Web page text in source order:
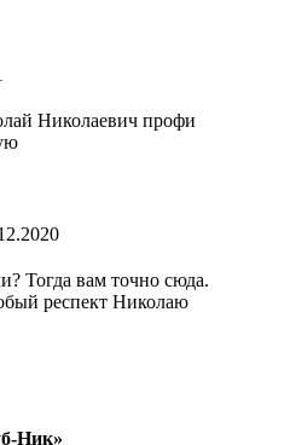
Николаевич профи
Тогда вам точно сюда.
респект Николаю
Ник»